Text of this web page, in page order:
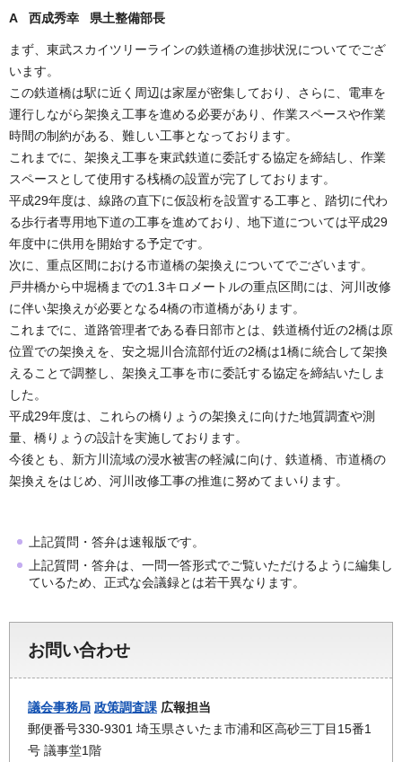
A 西成秀幸 県土整備部長
まず、東武スカイツリーラインの鉄道橋の進捗状況についてでござ
います。
この鉄道橋は駅に近く周辺は家屋が密集しており、さらに、電車を
運行しながら架換え工事を進める必要があり、作業スペースや作業
時間の制約がある、難しい工事となっております。
これまでに、架換え工事を東武鉄道に委託する協定を締結し、作業
スペースとして使用する桟橋の設置が完了しております。
平成29年度は、線路の直下に仮設桁を設置する工事と、踏切に代わ
る歩行者専用地下道の工事を進めており、地下道については平成29
年度中に供用を開始する予定です。
次に、重点区間における市道橋の架換えについてでございます。
戸井橋から中堀橋までの1.3キロメートルの重点区間には、河川改修
に伴い架換えが必要となる4橋の市道橋があります。
これまでに、道路管理者である春日部市とは、鉄道橋付近の2橋は原
位置での架換えを、安之堀川合流部付近の2橋は1橋に統合して架換
えることで調整し、架換え工事を市に委託する協定を締結いたしま
した。
平成29年度は、これらの橋りょうの架換えに向けた地質調査や測
量、橋りょうの設計を実施しております。
今後とも、新方川流域の浸水被害の軽減に向け、鉄道橋、市道橋の
架換えをはじめ、河川改修工事の推進に努めてまいります。
上記質問・答弁は速報版です。
上記質問・答弁は、一問一答形式でご覧いただけるように編集し
ているため、正式な会議録とは若干異なります。
お問い合わせ
議会事務局 政策調査課 広報担当
郵便番号330-9301 埼玉県さいたま市浦和区高砂三丁目15番1
号 議事堂1階